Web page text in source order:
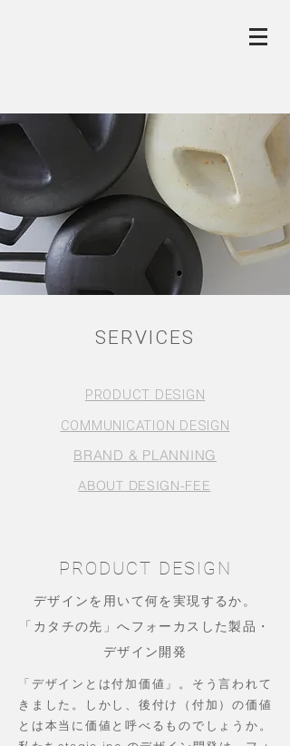
SERVICES
PRODUCT DESIGN
COMMUNICATION DESIGN
BRAND &​ PLANNING
ABOUT DESIGN-FEE
PRODUCT DESIGN
デザインを用いて何を実現するか。
「カタチの先」へフォーカスした製品・
デザイン開発
「デザインとは付加価値」。そう言われて
きました。しかし、後付け（付加）の価値
とは本当に価値と呼べるものでしょうか。